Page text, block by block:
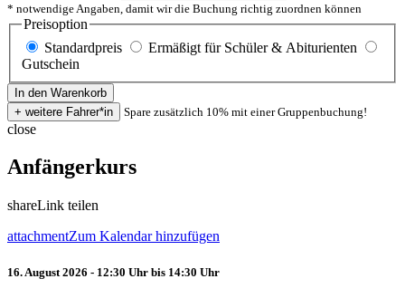
* notwendige Angaben, damit wir die Buchung richtig zuordnen können
Preisoption
Standardpreis
Ermäßigt für Schüler & Abiturienten
Gutschein
Spare zusätzlich 10% mit einer Gruppenbuchung!
close
Anfängerkurs
shareLink teilen
attachmentZum Kalendar hinzufügen
16. August 2026 - 12:30 Uhr bis 14:30 Uhr